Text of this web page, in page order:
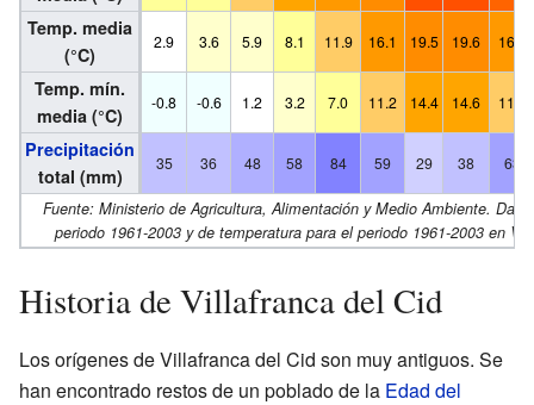
Temp. media
(°C)
2.9 3.6 5.9 8.1 11.9 16.1 19.5 19.6 16.3
Temp. mín.
media (°C)
-0.8 -0.6 1.2 3.2 7.0 11.2 14.4 14.6 11.5
Precipitación
total (mm)
35 36 48 58 84 59 29 38 63
Fuente: Ministerio de Agricultura, Alimentación y Medio Ambiente.
periodo 1961-2003 y de temperatura para el periodo 1961-2003 en
Historia de Villafranca del Cid
Los orígenes de Villafranca del Cid son muy antiguos. Se
han encontrado restos de un poblado de la Edad del